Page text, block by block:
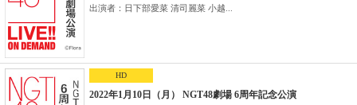
出演者：日下部愛菜 清司麗菜 小越...
HD
2022年1月10日（月） NGT48劇場 6周年記念公演